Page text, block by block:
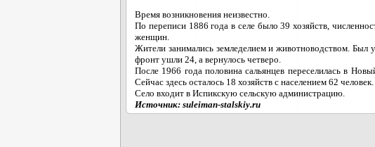
Время возникновения неизвестно.
По переписи 1886 года в селе было 39 хозяйств,
женщин.
Жители занимались земледелием и животноводством.
фронт ушли 24, а вернулось четверо.
После 1966 года половина сальянцев переселилась в
Сейчас здесь осталось 18 хозяйств с населением 62 человек.
Село входит в Испикскую сельскую администрацию.
Источник: suleiman-stalskiy.ru